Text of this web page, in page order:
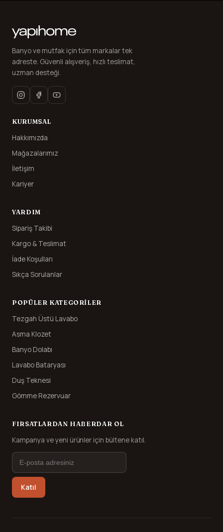
Banyo ve mutfak için tüm markalar tek
adreste. Güvenli alışveriş, hızlı teslimat,
uzman desteği.
KURUMSAL
Hakkımızda
Mağazalarımız
İletişim
Kariyer
YARDIM
Sipariş Takibi
Kargo & Teslimat
İade Koşulları
Sıkça Sorulanlar
POPÜLER KATEGORILER
Tezgah Üstü Lavabo
Asma Klozet
Banyo Dolabı
Lavabo Bataryası
Duş Teknesi
Gömme Rezervuar
FIRSATLARDAN HABERDAR OL
Kampanya ve yeni ürünler için bültene katıl.
Katıl